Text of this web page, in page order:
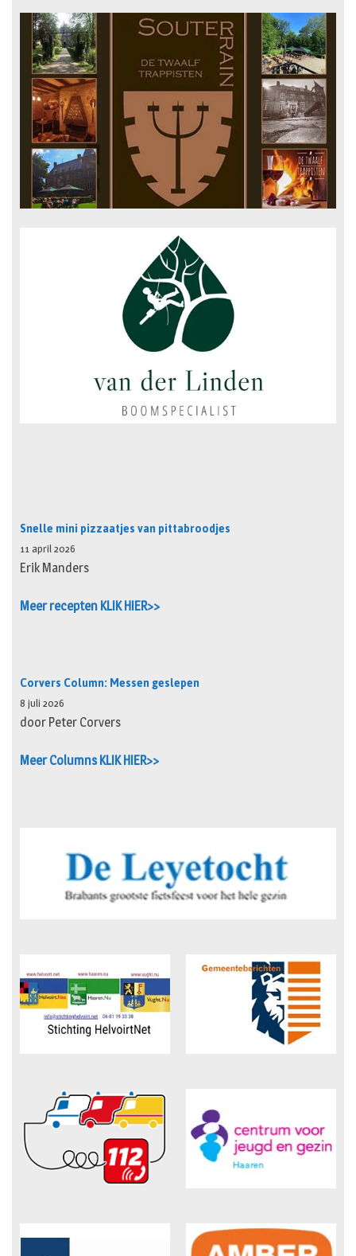
Snelle mini pizzaatjes van pittabroodjes
11 april 2026
Erik Manders
Meer recepten KLIK HIER>>
Corvers Column: Messen geslepen
8 juli 2026
door Peter Corvers
Meer Columns KLIK HIER>>